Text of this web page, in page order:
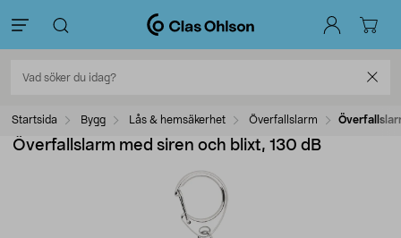
Startsida Bygg Lås & hemsäkerhet Överfallslarm
Överfallslarm med siren och blixt, 130 dB